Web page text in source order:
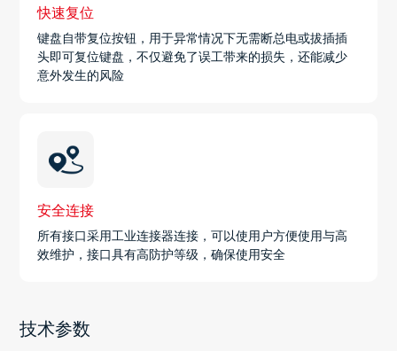
快速复位
键盘自带复位按钮，用于异常情况下无需断总电或拔插插
头即可复位键盘，不仅避免了误工带来的损失，还能减少
意外发生的风险
安全连接
所有接口采用工业连接器连接，可以使用户方便使用与高
效维护，接口具有高防护等级，确保使用安全
技术参数